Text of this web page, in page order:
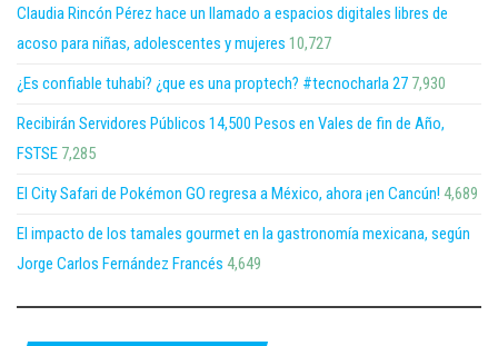
Claudia Rincón Pérez hace un llamado a espacios digitales libres de
acoso para niñas, adolescentes y mujeres 10,727
¿Es confiable tuhabi? ¿que es una proptech? #tecnocharla 27 7,930
Recibirán Servidores Públicos 14,500 Pesos en Vales de fin de Año,
FSTSE 7,285
El City Safari de Pokémon GO regresa a México, ahora ¡en Cancún! 4,689
El impacto de los tamales gourmet en la gastronomía mexicana, según
Jorge Carlos Fernández Francés 4,649